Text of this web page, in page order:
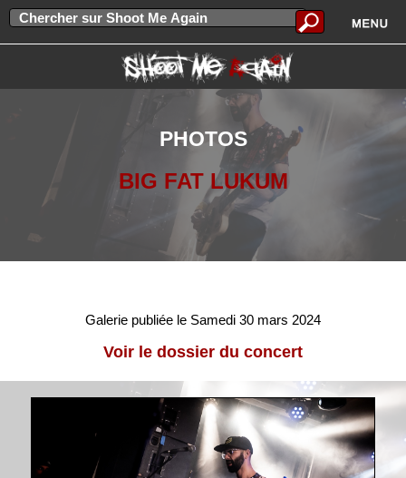
PHOTOS
BIG FAT LUKUM
Galerie publiée le Samedi 30 mars 2024
Voir le dossier du concert